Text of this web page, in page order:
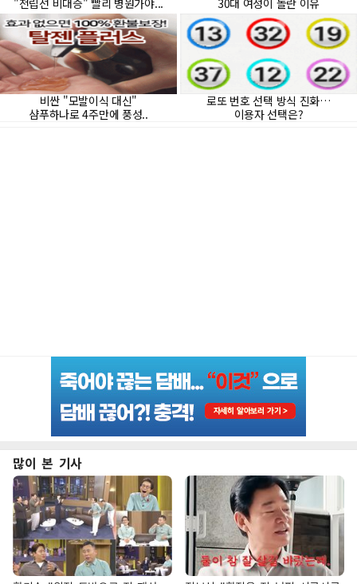
많이 본 기사